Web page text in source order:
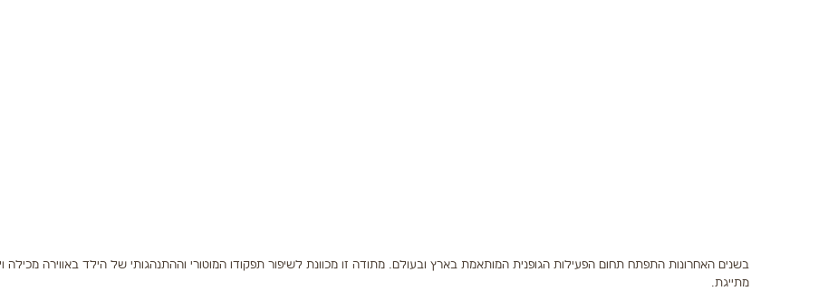
בשנים האחרונות התפתח תחום הפעילות הגופנית המותאמת בארץ ובעולם. מתודה זו מכוונת לשיפור תפקודו המוטורי וההתנהגותי של הילד באווירה מכילה
מתייגת.